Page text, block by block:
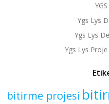
Ygs Lys
Ygs Lys
Ygs Lys
bitirme projesi